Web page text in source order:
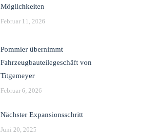
Möglichkeiten
Februar 11, 2026
Pommier übernimmt
Fahrzeugbauteilegeschäft von
Titgemeyer
Februar 6, 2026
Nächster Expansionsschritt
Juni 20, 2025